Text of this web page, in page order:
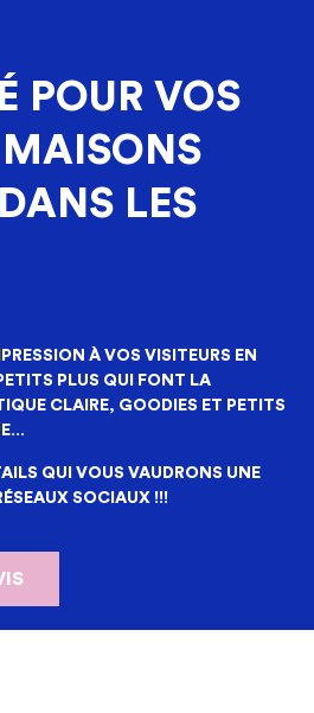
POUR VOS
LES
À VOS VISITEURS EN
PLUS QUI FONT LA
CLAIRE, GOODIES ET PETITS
QUI VOUS VAUDRONS UNE
SOCIAUX !!!